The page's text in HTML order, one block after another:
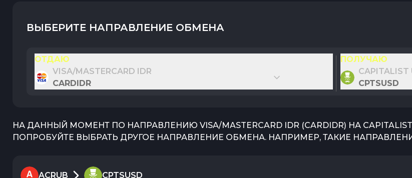
ВЫБЕРИТЕ НАПРАВЛЕНИЕ ОБМЕНА
ОТДАЮ
VISA/MASTERCARD IDR
CARDIDR
ПОЛУЧАЮ
CAPITALIST
CPTSUSD
НА ДАННЫЙ МОМЕНТ ПО НАПРАВЛЕНИЮ VISA/MASTERCARD IDR (CARDIDR) НА
ПОПРОБУЙТЕ ВЫБРАТЬ ДРУГОЕ НАПРАВЛЕНИЕ ОБМЕНА. НАПРИМЕР, ТАКИЕ
ACRUB CPTSUSD